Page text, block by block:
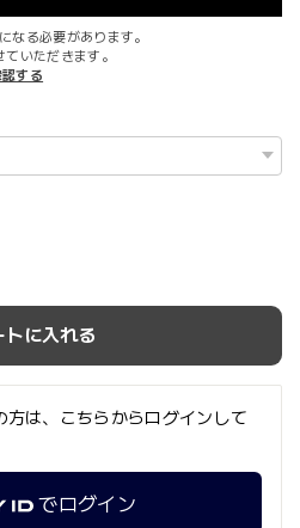
なる必要があります。
いただきます。
する
トに入れる
は、こちらからログインして
でログイン